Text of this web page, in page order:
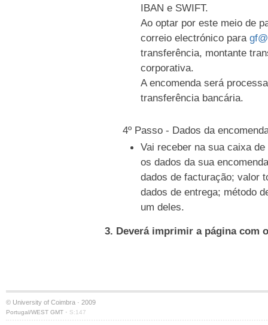
IBAN e SWIFT.
Ao optar por este meio de
correio electrónico para
transferência, montante
corporativa.
A encomenda será
transferência bancária.
4º Passo - Dados da
Vai receber na sua caixa
os dados da sua
dados de facturação; valor
dados de entrega; método
um deles.
3. Deverá imprimir a página com
© University of Coimbra · 2009
Portugal/WEST GMT · S:147